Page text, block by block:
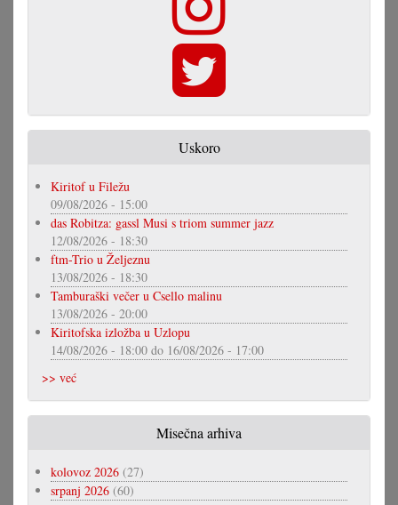
Uskoro
Kiritof u Filežu
09/08/2026 - 15:00
das Robitza: gassl Musi s triom summer jazz
12/08/2026 - 18:30
ftm-Trio u Željeznu
13/08/2026 - 18:30
Tamburaški večer u Csello malinu
13/08/2026 - 20:00
Kiritofska izložba u Uzlopu
14/08/2026 - 18:00 do 16/08/2026 - 17:00
>> već
Misečna arhiva
kolovoz 2026 (27)
srpanj 2026 (60)